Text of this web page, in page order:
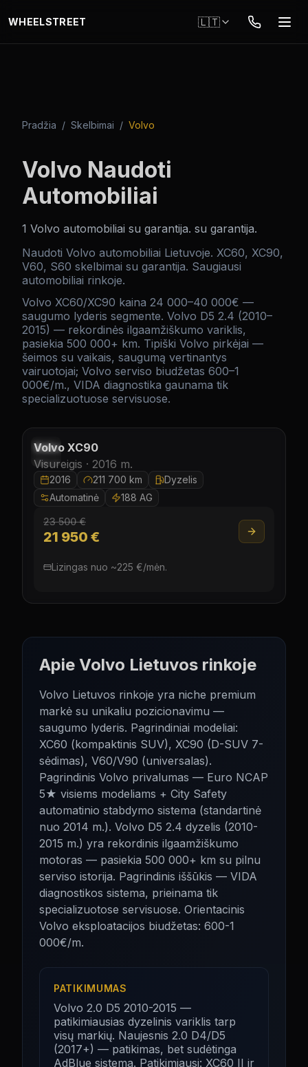
WHEELSTREET 🇱🇹
Pradžia / Skelbimai / Volvo
Volvo Naudoti
Automobiliai
1 Volvo automobiliai su garantija. su garantija.
Naudoti Volvo automobiliai Lietuvoje. XC60, XC90,
V60, S60 skelbimai su garantija. Saugiausi
automobiliai rinkoje.
Volvo XC60/XC90 kaina 24 000–40 000€ —
saugumo lyderis segmente. Volvo D5 2.4 (2010–
2015) — rekordinės ilgaamžiškumo variklis,
pasiekia 500 000+ km. Tipiški Volvo pirkėjai —
šeimos su vaikais, saugumą vertinantys
vairuotojai; Volvo serviso biudžetas 600–1
000€/m., VIDA diagnostika gaunama tik
specializuotuose servisuose.
Volvo XC90
Visureigis · 2016 m.
2016 211 700 km
Dyzelis
Automatinė
188 AG
23 500 €
21 950 €
Lizingas nuo ~225 €/mėn.
Apie Volvo Lietuvos rinkoje
Volvo Lietuvos rinkoje yra niche premium
markė su unikaliu pozicionavimu —
saugumo lyderis. Pagrindiniai modeliai:
XC60 (kompaktinis SUV), XC90 (D-SUV 7-
sėdimas), V60/V90 (universalas).
Pagrindinis Volvo privalumas — Euro NCAP
5★ visiems modeliams + City Safety
automatinio stabdymo sistema (standartinė
nuo 2014 m.). Volvo D5 2.4 dyzelis (2010-
2015 m.) yra rekordinis ilgaamžiškumo
motoras — pasiekia 500 000+ km su pilnu
serviso istorija. Pagrindinis iššūkis — VIDA
diagnostikos sistema, prieinama tik
specializuotose servisuose. Orientacinis
Volvo eksploatacijos biudžetas: 600-1
000€/m.
PATIKIMUMAS
Volvo 2.0 D5 2010-2015 —
patikimiausias dyzelinis variklis tarp
visų markių. Naujesnis 2.0 D4/D5
(2017+) — patikimas, bet sudėtinga
AdBlue sistema. Patikimiausi: XC60 II ir